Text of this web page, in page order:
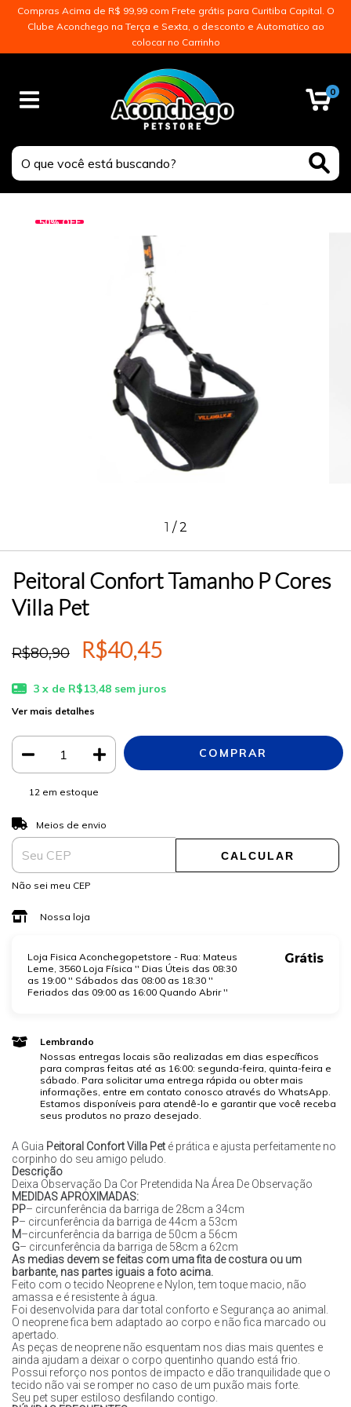
Compras Acima de R$ 99,99 com Frete grátis para Curitiba Capital. O
Clube Aconchego na Terça e Sexta, o desconto e Automatico ao
colocar no Carrinho
0
50%OFF
1 /2
Peitoral Confort Tamanho P Cores
Villa Pet
R$80,90 R$40,45
3 x de R$13,48 sem juros
Ver mais detalhes
12 em estoque
Entregas para o CEP:
Meios de envio
CALCULAR
Não sei meu CEP
Nossa loja
Loja Fisica Aconchegopetstore - Rua: Mateus
Leme, 3560 Loja Física '' Dias Úteis das 08:30
as 19:00 '' Sábados das 08:00 as 18:30 ''
Feriados das 09:00 as 16:00 Quando Abrir ''
Grátis
Lembrando
Nossas entregas locais são realizadas em dias específicos
para compras feitas até as 16:00: segunda-feira, quinta-feira e
sábado. Para solicitar uma entrega rápida ou obter mais
informações, entre em contato conosco através do WhatsApp.
Estamos disponíveis para atendê-lo e garantir que você receba
seus produtos no prazo desejado.
A Guia Peitoral Confort Villa Pet é prática e ajusta perfeitamente no
corpinho do seu amigo peludo.
Descrição
Deixa Observação Da Cor Pretendida Na Área De Observação
MEDIDAS APROXIMADAS:
PP– circunferência da barriga de 28cm a 34cm
P– circunferência da barriga de 44cm a 53cm
M–circunferência da barriga de 50cm a 56cm
G– circunferência da barriga de 58cm a 62cm
As medias devem se feitas com uma fita de costura ou um
barbante, nas partes iguais a foto acima.
Feito com o tecido Neoprene e Nylon, tem toque macio, não
amassa e é resistente à água.
Foi desenvolvida para dar total conforto e Segurança ao animal.
O neoprene fica bem adaptado ao corpo e não fica marcado ou
apertado.
As peças de neoprene não esquentam nos dias mais quentes e
ainda ajudam a deixar o corpo quentinho quando está frio.
Possui reforço nos pontos de impacto e dão tranquilidade que o
tecido não vai se romper no caso de um puxão mais forte.
Seu pet super estiloso desfilando contigo.